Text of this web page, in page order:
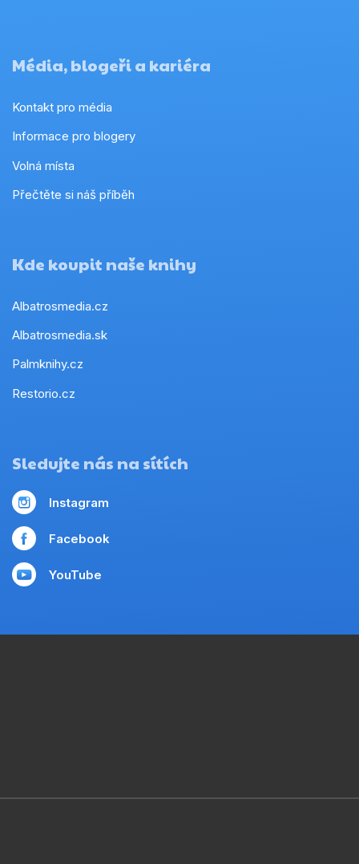
Média, blogeři a kariéra
Kontakt pro média
Informace pro blogery
Volná místa
Přečtěte si náš příběh
Kde koupit naše knihy
Albatrosmedia.cz
Albatrosmedia.sk
Palmknihy.cz
Restorio.cz
Sledujte nás na sítích
Instagram
Facebook
YouTube